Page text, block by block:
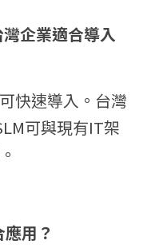
企業適合導入
快速導入。台灣
可與現有IT架
用？